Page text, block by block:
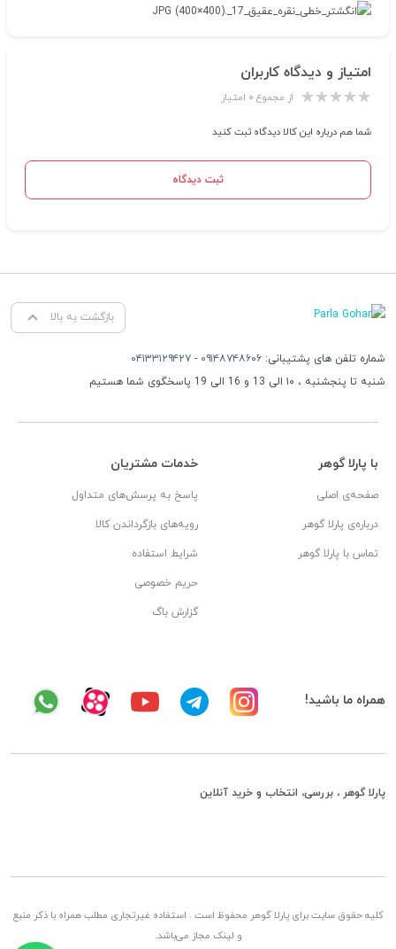
امتیاز و دیدگاه کاربران
از مجموع ۰ امتیاز
شما هم درباره این کالا دیدگاه ثبت کنید
ثبت دیدگاه
بازگشت به بالا
شماره تلفن های پشتیبانی: ۰۹۱۴۸۷۴۸۶۰۶ - ۰۴۱۳۳۱۲۹۴۲۷
شنبه تا پنجشنبه ، ۱۰ الی 13 و 16 الی 19 پاسخگوی شما هستیم
با پارلا گوهر
صفحه‌ی اصلی
درباره‌ی پارلا گوهر
تماس با پارلا گوهر
خدمات مشتریان
پاسخ به پرسش‌های متداول
رویه‌های بازگرداندن کالا
شرایط استفاده
حریم خصوصی
گزارش باگ
همراه ما باشید!
پارلا گوهر ، بررسی، انتخاب و خرید آنلاین
کلیه حقوق سایت برای پارلا گوهر محفوظ است . استفاده غیرتجاری مطلب همراه با ذکر منبع
و لینک مجاز می‌باشد.